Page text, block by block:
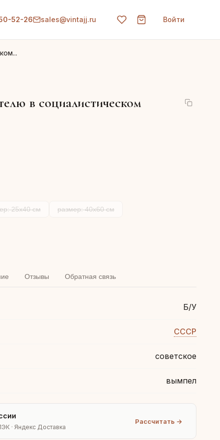
52-26 sales@vintajj.ru Войти
в социалистическом
25x40 см размер: 40x60 см
Отзывы Обратная связь
Б/У
СССР
советское
вымпел
· Яндекс Доставка
Рассчитать →